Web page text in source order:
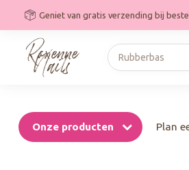
Geniet van gratis verzending bij
Onze producten Plan